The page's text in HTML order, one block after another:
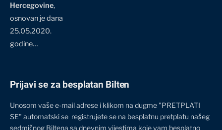
Hercegovine,
osnovan je dana
25.05.2020.
godine…
Prijavi se za besplatan Bilten
Unosom vaše e-mail adrese i klikom na dugme "PRETPLATI
SE" automatski se registrujete se na besplatnu pretplatu našeg
sedmičnog Biltena sa dnevnim vijestima koje vam besplatno